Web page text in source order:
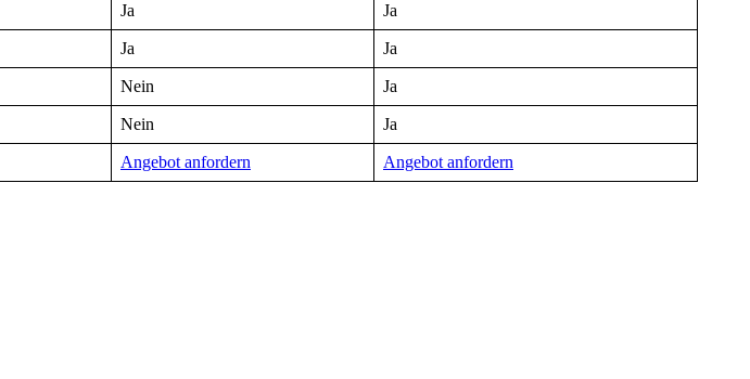
Ja Ja
Ja Ja
Nein Ja
Nein Ja
Angebot anfordern Angebot anfordern